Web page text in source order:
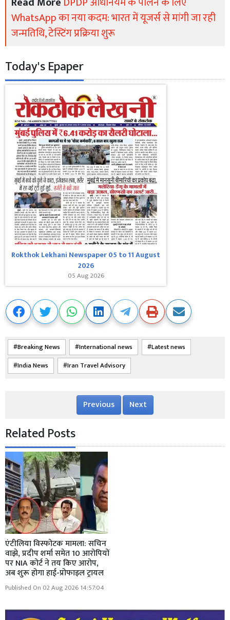
WhatsApp का नया कदम: भारत में यूजर्स से मांगी जा रही
जन्मतिथि, टेस्टिंग प्रक्रिया शुरू
Today's Epaper
Rokthok Lekhani Newspaper 05 to 11 August
2026
05 Aug 2026
Breaking News International news
Latest news
India News
Iran Travel Advisory
Previous Next
Related Posts
एंटीलिया विस्फोटक मामला: सचिन
वाझे, प्रदीप शर्मा समेत 10 आरोपियों
पर NIA कोर्ट ने तय किए आरोप,
अब शुरू होगा हाई-प्रोफाइल ट्रायल
Published On 02 Aug 2026 14:57:04